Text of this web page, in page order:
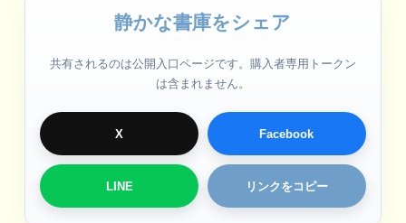
静かな書庫をシェア
共有されるのは公開入口ページです。購入者専用トークン
は含まれません。
X Facebook
LINE リンクをコピー